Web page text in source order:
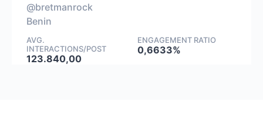
@bretmanrock
Benin
AVG.
INTERACTIONS/POST
123.840,00
ENGAGEMENT RATIO
0,6633%